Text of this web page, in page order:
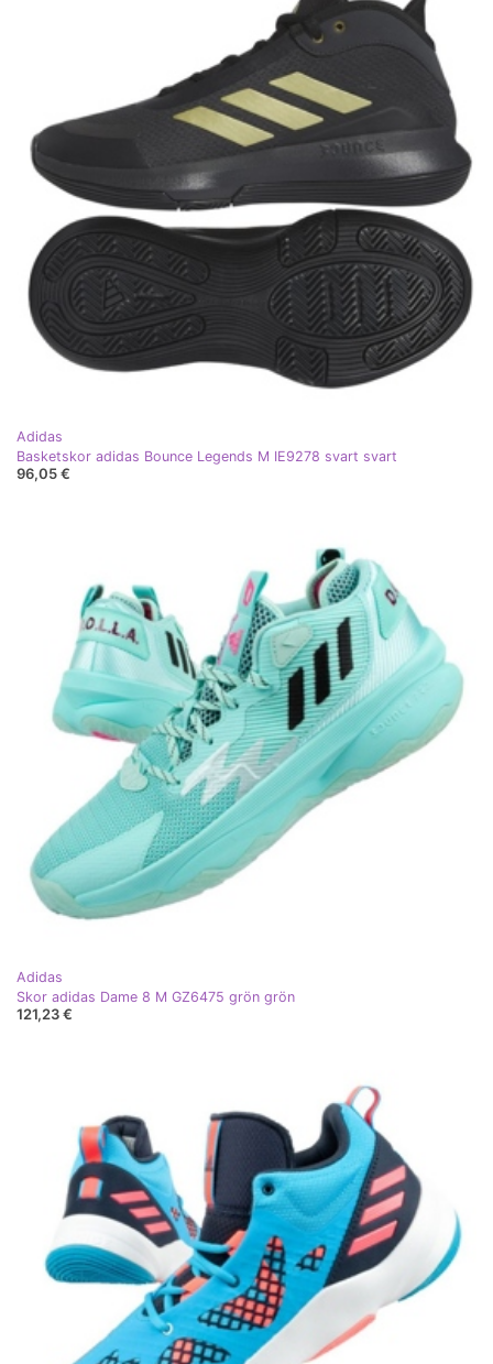
Adidas
Basketskor adidas Bounce Legends M IE9278 svart svart
96,05 €
Adidas
Skor adidas Dame 8 M GZ6475 grön grön
121,23 €